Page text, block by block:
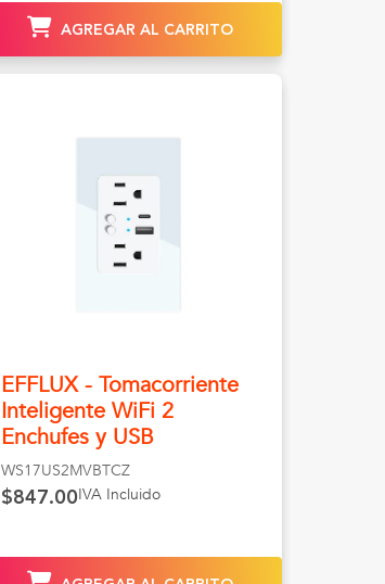
AGREGAR AL CARRITO
EFFLUX - Tomacorriente
Inteligente WiFi 2
Enchufes y USB
WS17US2MVBTCZ
$847.00IVA Incluido